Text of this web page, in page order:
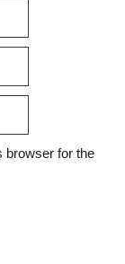
browser for the